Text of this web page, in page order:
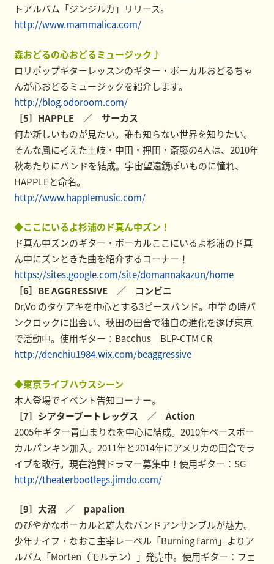
トアルバム「ジンジルカ」リリース。
http://www.mammalica.com/
森おどるの心おどるミュージック♪
ロリポップギターレッスンのギター・ボーカルおどるちゃ
んが心おどるミュージックを紹介します。
http://blog.odoroom.com/
［5］HAPPLE ／ サーカス
何か新しいものが見たい。誰も知らない世界を知りたい。
そんな風に考えた土岐・中田・押田・斎藤の4人は、2010年
秋あたりにバンドを結成。宇宙望遠鏡ぽいものに憧れ、
HAPPLEと命名。
http://www.happlemusic.com/
◆ここにいるよ杉浦のド真ん中ズン！
ド真ん中ズンのギター・ボーカルここにいるよ杉浦のド真
ん中にズンときた曲を紹介するコーナー！
https://sites.google.com/site/domannakazun/home
［6］BE AGGRESSIVE ／ コンビニ
Dr,Vo のタケアキを中心とする3ピースバンド。中学 の時パ
ンクロックに出会い、秋田の田舎で独自の進化を遂げ東京
で活動中。使用ギター：Bacchus BLP-CTM CR
http://denchiu1984.wix.com/beaggressive
◆東京ライブハウスシーン
本人登場でイベント告知コーナー。
［7］シアターブートレッグス ／ Action
2005年ギター青山まりなを中心に結成。2010年ベースボー
カルパンキン加入。2011年と2014年にアメリカの田舎でラ
イブを敢行。現在絶賛ドラマー募集中！使用ギター：SG
http://theaterbootlegs.jimdo.com/
［9］大沼 ／ papalion
のびやかなボーカルと雄大なバンドアンサンブルが魅力。
少年ナイフ・なおこ主宰レーベル「Burning Farm」よりア
ルバム「Morten（モルテン）」発売中。使用ギター：フェ